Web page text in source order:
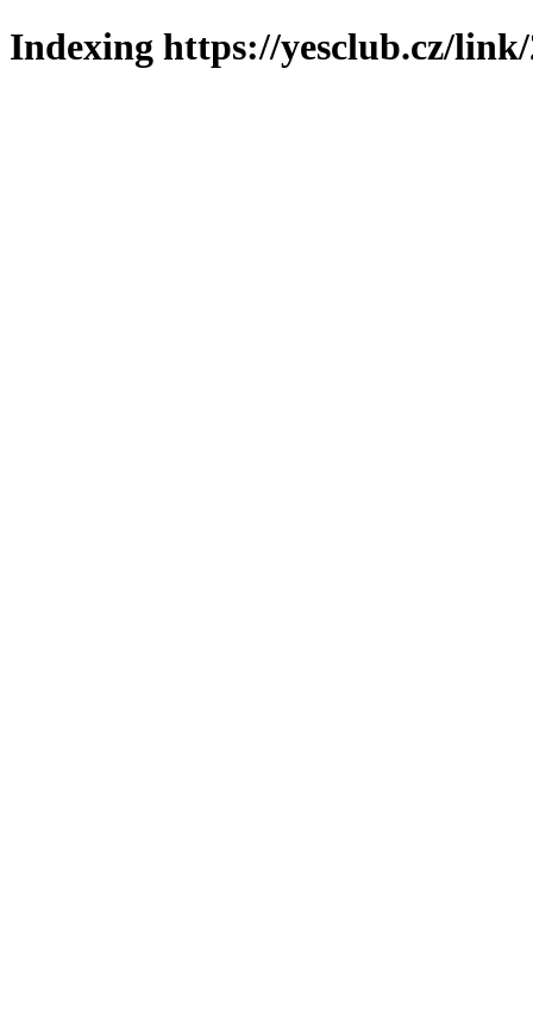
Indexing https://yesclub.cz/link/